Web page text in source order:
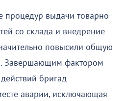
процедур выдачи товарно-
со склада и внедрение
повысили общую
Завершающим фактором
бригад
аварии, исключающая